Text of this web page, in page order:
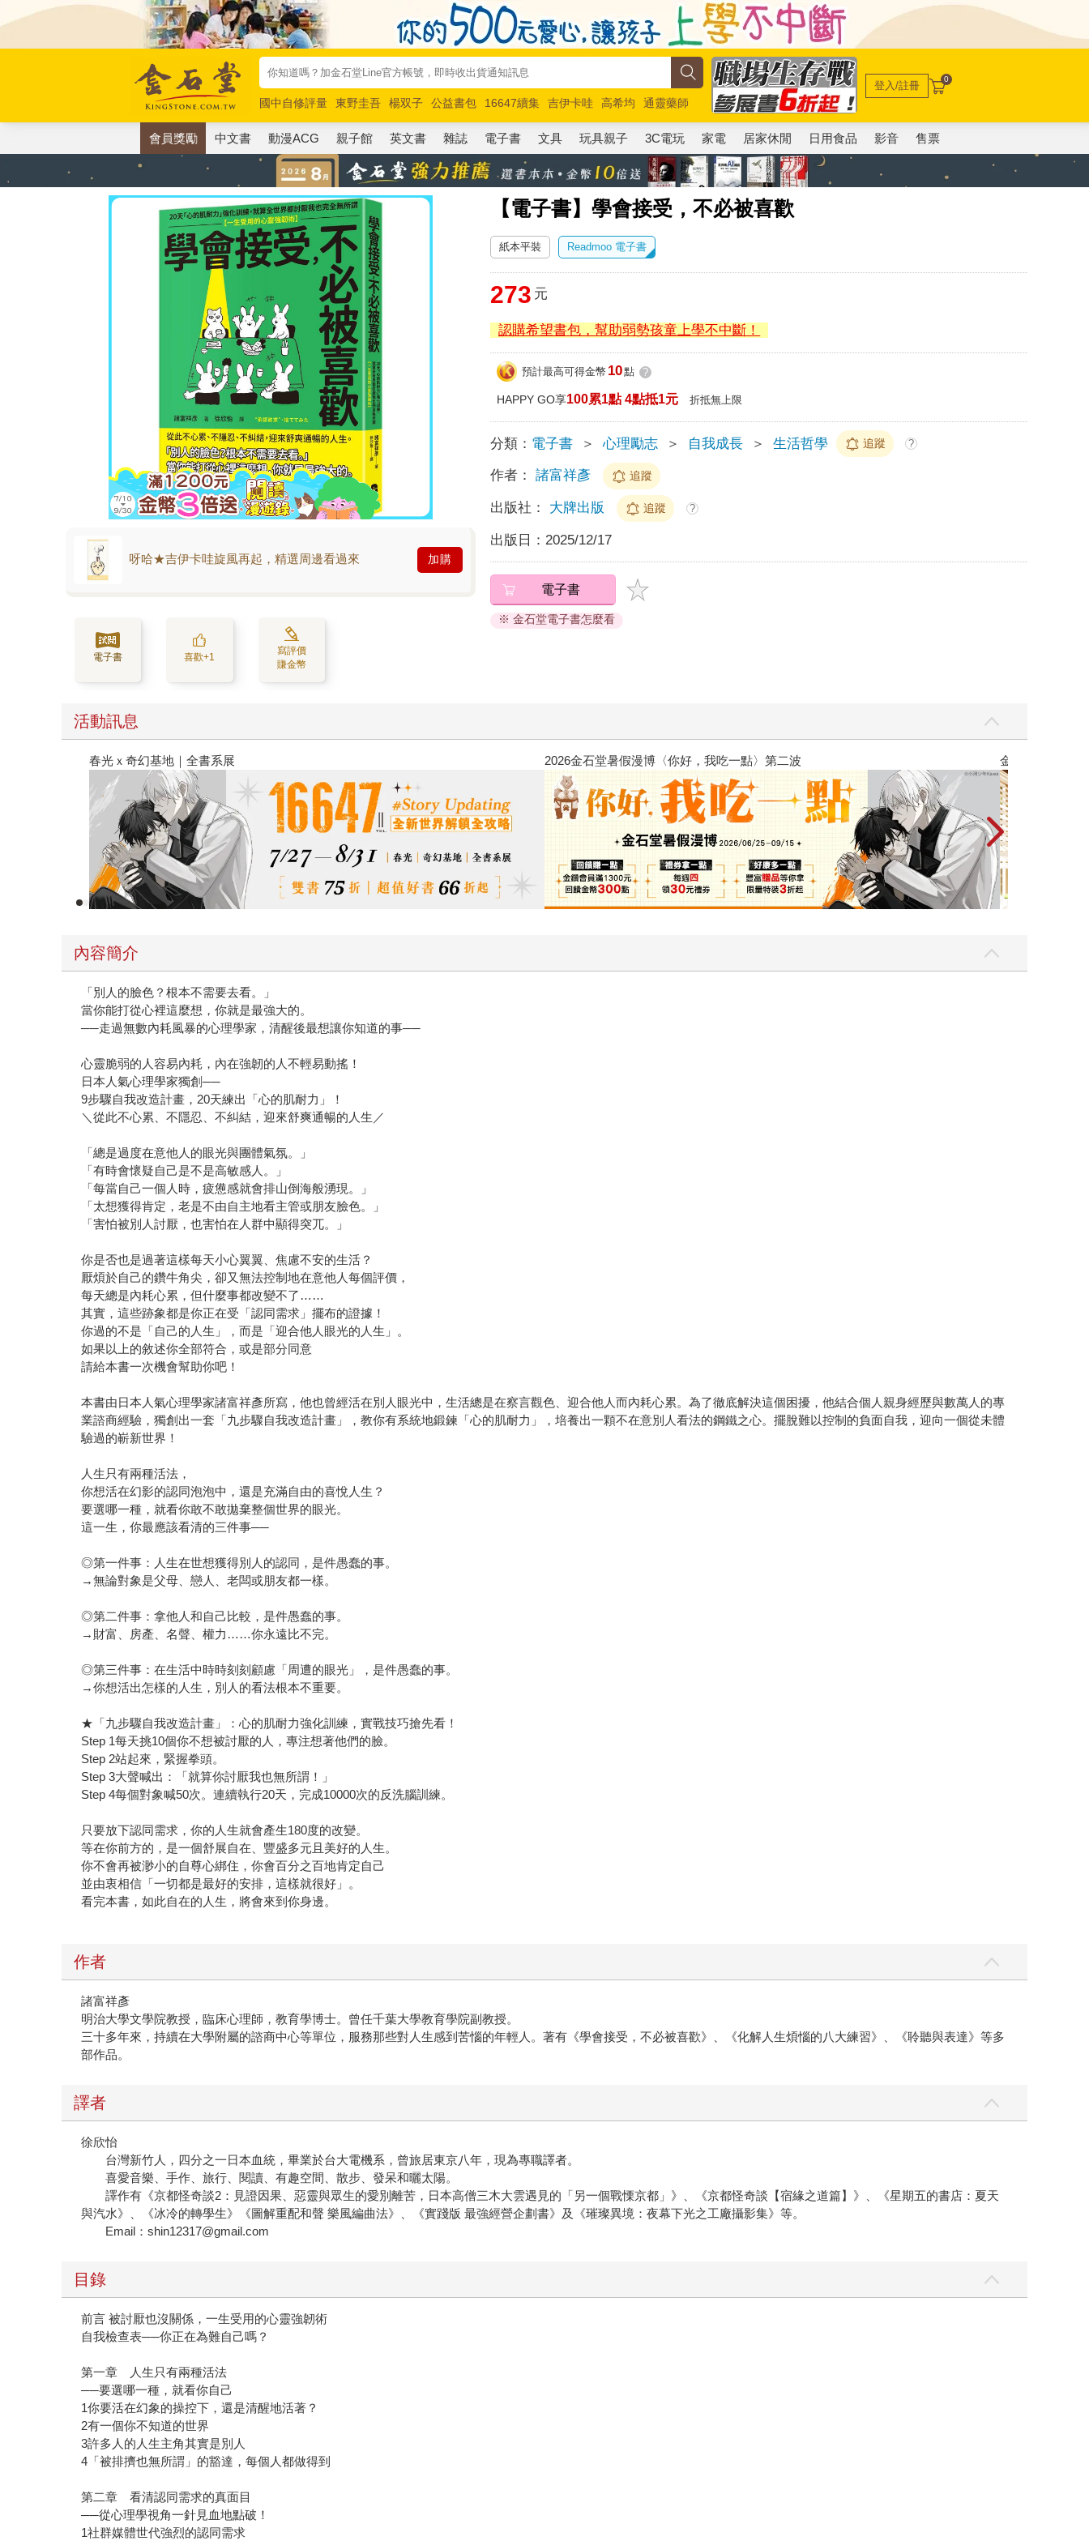
國中自修評量 東野圭吾 楊双子 公益書包 16647續集 吉伊卡哇 高希均
通靈藥師
唯紅花綻放
奧德賽 路邊攤新作 馬斯克 玩具總動員5 超慢跑
登入/註冊 0
會員獎勵 中文書 動漫ACG 親子館 英文書 雜誌 電子書 文具 玩具親子 3C電玩 家電 居家休閒 日用食品 影音 售票
【電子書】學會接受，不必被喜歡
呀哈★吉伊卡哇旋風再起，精選周邊看過來 加購
電子書 喜歡+1
寫評價
賺金幣
紙本平裝 Readmoo 電子書
273 元
認購希望書包，幫助弱勢孩童上學不中斷！
預計最高可得金幣 10點 ?
HAPPY GO享100累1點 4點抵1元 折抵無上限
分類： 電子書 ＞ 心理勵志 ＞ 自我成長 ＞ 生活哲學 追蹤 ?
作者： 諸富祥彥 追蹤
出版社： 大牌出版 追蹤 ?
出版日： 2025/12/17
電子書
※ 金石堂電子書怎麼看
活動訊息
春光ｘ奇幻基地｜全書系展 2026金石堂暑假漫博〈你好，我吃一點〉第二波 金石堂2026海
內容簡介
「別人的臉色？根本不需要去看。」
當你能打從心裡這麼想，你就是最強大的。
──走過無數內耗風暴的心理學家，清醒後最想讓你知道的事──
心靈脆弱的人容易內耗，內在強韌的人不輕易動搖！
日本人氣心理學家獨創──
9步驟自我改造計畫，20天練出「心的肌耐力」！
＼從此不心累、不隱忍、不糾結，迎來舒爽通暢的人生／
「總是過度在意他人的眼光與團體氣氛。」
「有時會懷疑自己是不是高敏感人。」
「每當自己一個人時，疲憊感就會排山倒海般湧現。」
「太想獲得肯定，老是不由自主地看主管或朋友臉色。」
「害怕被別人討厭，也害怕在人群中顯得突兀。」
你是否也是過著這樣每天小心翼翼、焦慮不安的生活？
厭煩於自己的鑽牛角尖，卻又無法控制地在意他人每個評價，
每天總是內耗心累，但什麼事都改變不了……
其實，這些跡象都是你正在受「認同需求」擺布的證據！
你過的不是「自己的人生」，而是「迎合他人眼光的人生」。
如果以上的敘述你全部符合，或是部分同意
請給本書一次機會幫助你吧！
本書由日本人氣心理學家諸富祥彥所寫，他也曾經活在別人眼光中，生活總是在察言觀色、迎合他人而內耗心累。為了徹底解決這個困擾，他結合個人親身經歷與數萬人的專
業諮商經驗，獨創出一套「九步驟自我改造計畫」，教你有系統地鍛鍊「心的肌耐力」，培養出一顆不在意別人看法的鋼鐵之心。擺脫難以控制的負面自我，迎向一個從未體
驗過的嶄新世界！
人生只有兩種活法，
你想活在幻影的認同泡泡中，還是充滿自由的喜悅人生？
要選哪一種，就看你敢不敢拋棄整個世界的眼光。
這一生，你最應該看清的三件事──
◎第一件事：人生在世想獲得別人的認同，是件愚蠢的事。
→無論對象是父母、戀人、老闆或朋友都一樣。
◎第二件事：拿他人和自己比較，是件愚蠢的事。
→財富、房產、名聲、權力……你永遠比不完。
◎第三件事：在生活中時時刻刻顧慮「周遭的眼光」，是件愚蠢的事。
→你想活出怎樣的人生，別人的看法根本不重要。
★「九步驟自我改造計畫」：心的肌耐力強化訓練，實戰技巧搶先看！
Step 1每天挑10個你不想被討厭的人，專注想著他們的臉。
Step 2站起來，緊握拳頭。
Step 3大聲喊出：「就算你討厭我也無所謂！」
Step 4每個對象喊50次。連續執行20天，完成10000次的反洗腦訓練。
只要放下認同需求，你的人生就會產生180度的改變。
等在你前方的，是一個舒展自在、豐盛多元且美好的人生。
你不會再被渺小的自尊心綁住，你會百分之百地肯定自己
並由衷相信「一切都是最好的安排，這樣就很好」。
看完本書，如此自在的人生，將會來到你身邊。
作者
諸富祥彥
明治大學文學院教授，臨床心理師，教育學博士。曾任千葉大學教育學院副教授。
三十多年來，持續在大學附屬的諮商中心等單位，服務那些對人生感到苦惱的年輕人。著有《學會接受，不必被喜歡》、《化解人生煩惱的八大練習》、《聆聽與表達》等多
部作品。
譯者
徐欣怡
台灣新竹人，四分之一日本血統，畢業於台大電機系，曾旅居東京八年，現為專職譯者。
喜愛音樂、手作、旅行、閱讀、有趣空間、散步、發呆和曬太陽。
譯作有《京都怪奇談2：見證因果、惡靈與眾生的愛別離苦，日本高僧三木大雲遇見的「另一個戰慄京都」》、《京都怪奇談【宿緣之道篇】》、《星期五的書店：夏天
與汽水》、《冰冷的轉學生》《圖解重配和聲 樂風編曲法》、《實踐版 最強經營企劃書》及《璀璨異境：夜幕下光之工廠攝影集》等。
Email：shin12317@gmail.com
目錄
前言 被討厭也沒關係，一生受用的心靈強韌術
自我檢查表──你正在為難自己嗎？
第一章 人生只有兩種活法
──要選哪一種，就看你自己
1你要活在幻象的操控下，還是清醒地活著？
2有一個你不知道的世界
3許多人的人生主角其實是別人
4「被排擠也無所謂」的豁達，每個人都做得到
第二章 看清認同需求的真面目
──從心理學視角一針見血地點破！
1社群媒體世代強烈的認同需求